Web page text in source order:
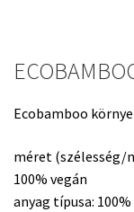
Ecobamboo
méret (szélesség/
100% vegán
anyag típusa: